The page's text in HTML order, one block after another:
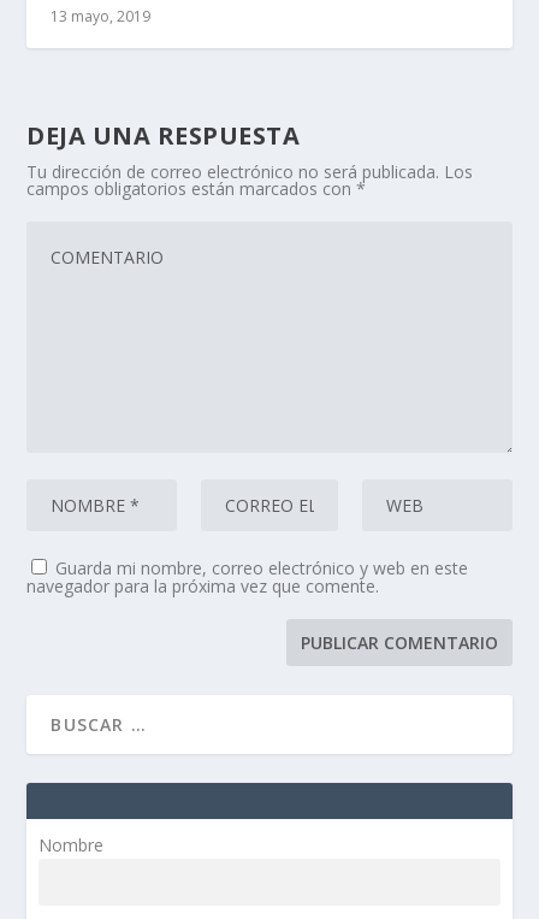
13 mayo, 2019
DEJA UNA RESPUESTA
Tu dirección de correo electrónico no será publicada. Los
campos obligatorios están marcados con*
Guarda mi nombre, correo electrónico y web en este
navegador para la próxima vez que comente.
Nombre